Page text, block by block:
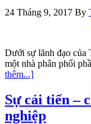
24 Tháng 9, 2017 By
Dưới sự lãnh đạo của
một nhà phân phối
thêm...]
Sự cải tiến –
nghiệp